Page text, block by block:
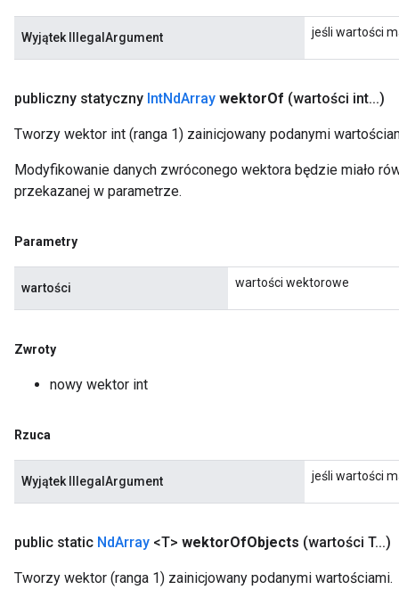
Wyjątek IllegalArgument jeśli wartości
publiczny statyczny IntNdArray wektorOf (wartości int...)
Tworzy wektor int (ranga 1) zainicjowany podanymi
Modyfikowanie danych zwróconego wektora będzie miało
przekazanej w parametrze.
Parametry
wartości wartości wektorowe
Zwroty
nowy wektor int
Rzuca
Wyjątek IllegalArgument jeśli wartości
public static NdArray <T> wektorOfObjects (wartości T...)
Tworzy wektor (ranga 1) zainicjowany podanymi wartościami.